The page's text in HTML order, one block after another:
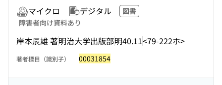
マイクロ デジタル
図書
障害者向け資料あり
岸本辰雄 著明治大学出版部明40.11<79-222ホ>
著者標目（識別子） 00031854